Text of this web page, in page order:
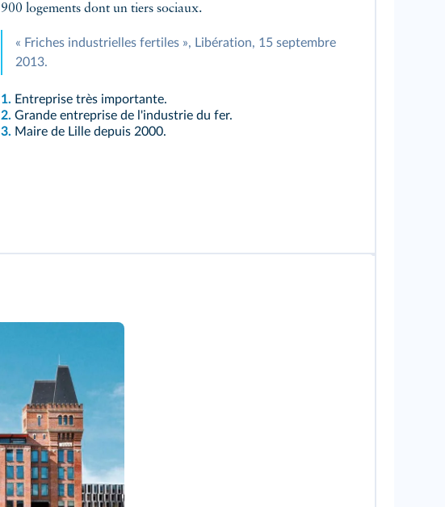
900 logements dont un tiers sociaux.
« Friches industrielles fertiles », Libération, 15 septembre
2013.
1. Entreprise très importante.
2. Grande entreprise de l'industrie du fer.
3. Maire de Lille depuis 2000.